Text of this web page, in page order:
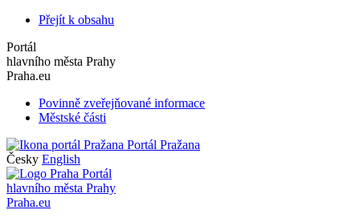
Přejít k obsahu
Portál
hlavního města Prahy
Praha.eu
Povinně zveřejňované informace
Městské části
Portál Pražana
Česky English
Portál
hlavního města Prahy
Praha.eu